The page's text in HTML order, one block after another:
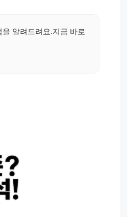
알려드려요.지금 바로